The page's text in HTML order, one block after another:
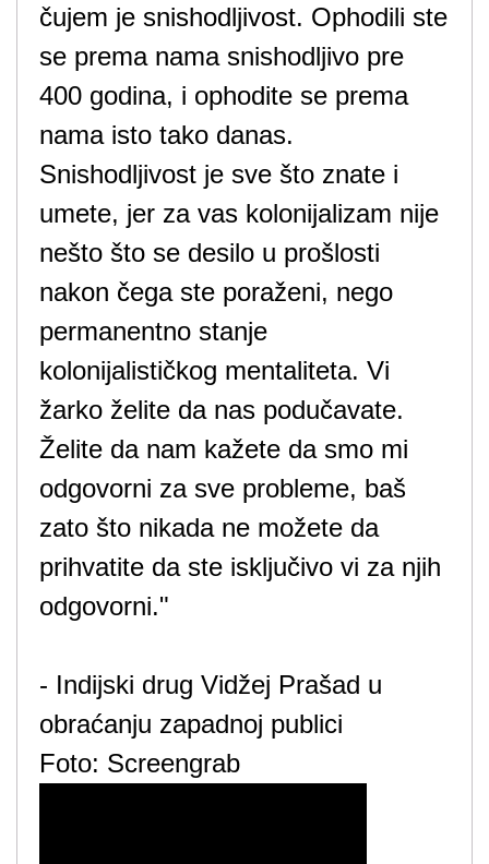
čujem je snishodljivost. Ophodili ste
se prema nama snishodljivo pre
400 godina, i ophodite se prema
nama isto tako danas.
Snishodljivost je sve što znate i
umete, jer za vas kolonijalizam nije
nešto što se desilo u prošlosti
nakon čega ste poraženi, nego
permanentno stanje
kolonijalističkog mentaliteta. Vi
žarko želite da nas podučavate.
Želite da nam kažete da smo mi
odgovorni za sve probleme, baš
zato što nikada ne možete da
prihvatite da ste isključivo vi za njih
odgovorni."
- Indijski drug Vidžej Prašad u
obraćanju zapadnoj publici
Foto: Screengrab